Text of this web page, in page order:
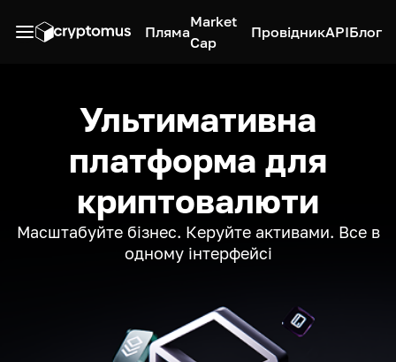
Пляма
Market
Cap
ПровідникAPIБлог
Ультимативна
платформа для
криптовалюти
Масштабуйте бізнес. Керуйте активами. Все в
одному інтерфейсі